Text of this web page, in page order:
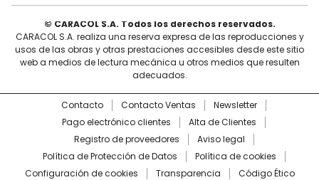
© CARACOL S.A. Todos los derechos reservados.
CARACOL S.A. realiza una reserva expresa de las reproducciones y
usos de las obras y otras prestaciones accesibles desde este sitio
web a medios de lectura mecánica u otros medios que resulten
adecuados.
Contacto Contacto Ventas
Newsletter
Pago electrónico clientes
Alta de Clientes
Registro de proveedores
Aviso legal
Política de Protección de Datos
Política de cookies
Configuración de cookies
Transparencia Código Ético